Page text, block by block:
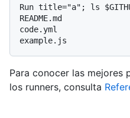
Run title="a"; ls
README.md
code.yml
Para conocer las mejores
los runners, consulta